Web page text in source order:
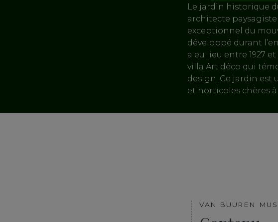
Le jardin historique
architecte paysagiste
exceptionnel du
développé durant
a eu lieu entre 1927
villa Art déco qui
design. Ce jardin est
et horticoles chères
VAN BUUREN